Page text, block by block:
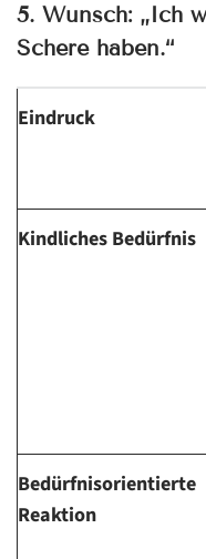
5. Wunsch: „Ich
Schere haben.“
Eindruck
Kindliches Bedürfnis
Bedürfnisorientierte
Reaktion